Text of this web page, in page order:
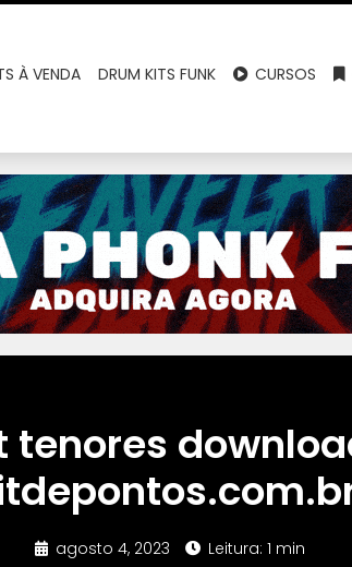
À VENDA DRUM KITS FUNK CURSOS
tenores
agosto 4, 2023 Leitura: 1 min